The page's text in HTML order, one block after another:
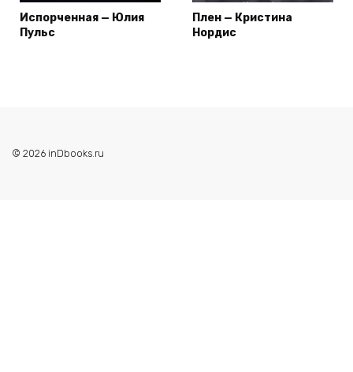
Испорченная — Юлия
Пульс
Плен — Кристина
Нордис
© 2026 inDbooks.ru